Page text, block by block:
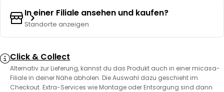
In einer Filiale ansehen und kaufen?
Standorte anzeigen
Click & Collect
Alternativ zur Lieferung, kannst du das Produkt auch in einer micasa-
Filiale in deiner Nähe abholen. Die Auswahl dazu geschieht im
Checkout. Extra-Services wie Montage oder Entsorgung sind dann